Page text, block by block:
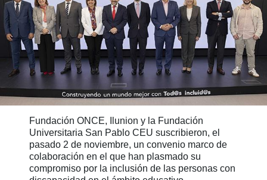
Fundación ONCE, Ilunion y la Fundación
Universitaria San Pablo CEU suscribieron, el
pasado 2 de noviembre, un convenio marco de
colaboración en el que han plasmado su
compromiso por la inclusión de las personas con